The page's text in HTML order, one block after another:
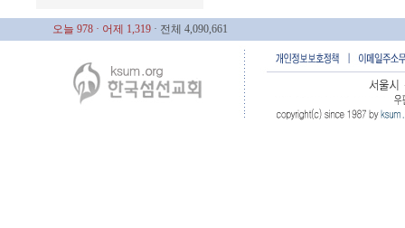
오늘 978 · 어제 1,319 · 전체 4,090,661